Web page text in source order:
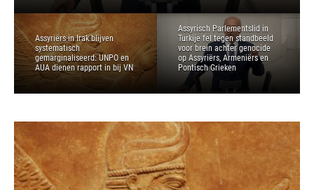
Assyriërs in Irak blijven
systematisch
gemarginaliseerd: UNPO en
AUA dienen rapport in bij VN
Assyrisch Parlementslid in
Turkije fel tegen standbeeld
voor brein achter genocide
op Assyriërs, Armeniërs en
Pontisch Grieken